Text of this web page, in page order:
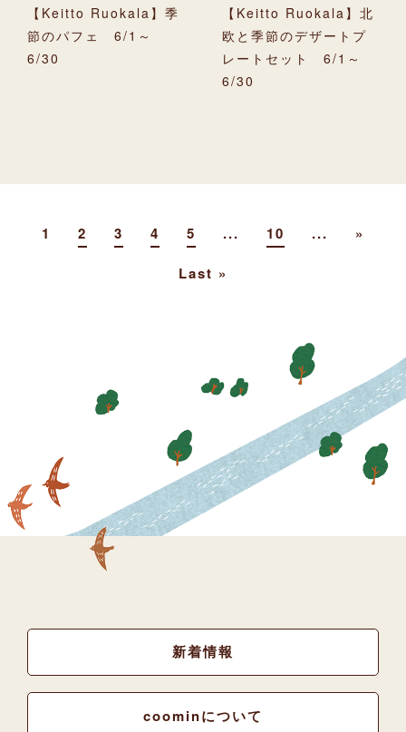
【Keitto Ruokala】季
節のパフェ 6/1～
6/30
【Keitto Ruokala】北
欧と季節のデザートプ
レートセット 6/1～
6/30
1 2 3 4 5 ... 10 ...
»
Last »
新着情報
coominについて